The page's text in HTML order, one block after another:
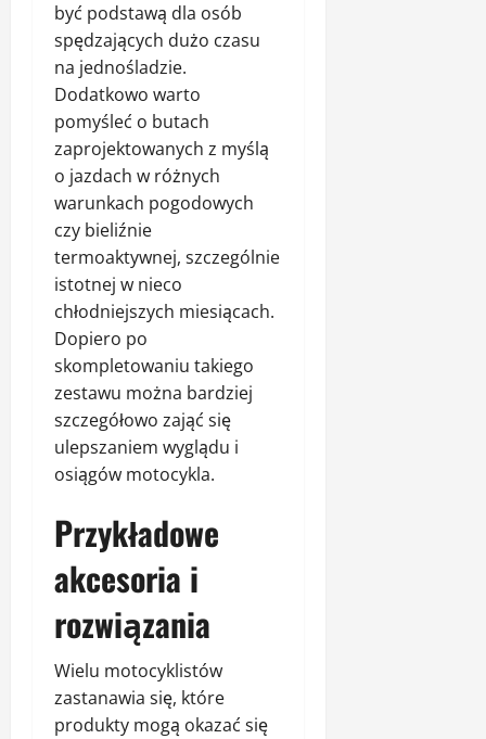
być podstawą dla osób
spędzających dużo czasu
na jednośladzie.
Dodatkowo warto
pomyśleć o butach
zaprojektowanych z myślą
o jazdach w różnych
warunkach pogodowych
czy bieliźnie
termoaktywnej, szczególnie
istotnej w nieco
chłodniejszych miesiącach.
Dopiero po
skompletowaniu takiego
zestawu można bardziej
szczegółowo zająć się
ulepszaniem wyglądu i
osiągów motocykla.
Przykładowe
akcesoria i
rozwiązania
Wielu motocyklistów
zastanawia się, które
produkty mogą okazać się